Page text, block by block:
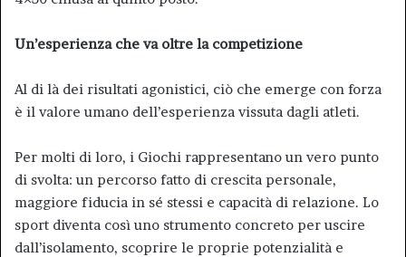
Un’esperienza che va oltre la competizione
Al di là dei risultati agonistici, ciò che emerge con forza
è il valore umano dell’esperienza vissuta dagli atleti.
Per molti di loro, i Giochi rappresentano un vero punto
di svolta: un percorso fatto di crescita personale,
maggiore fiducia in sé stessi e capacità di relazione. Lo
sport diventa così uno strumento concreto per uscire
dall’isolamento, scoprire le proprie potenzialità e